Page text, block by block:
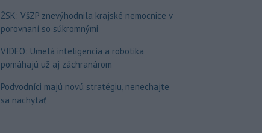
ŽSK: VšZP znevýhodnila krajské nemocnice v
porovnaní so súkromnými
VIDEO: Umelá inteligencia a robotika
pomáhajú už aj záchranárom
Podvodníci majú novú stratégiu, nenechajte
sa nachytať